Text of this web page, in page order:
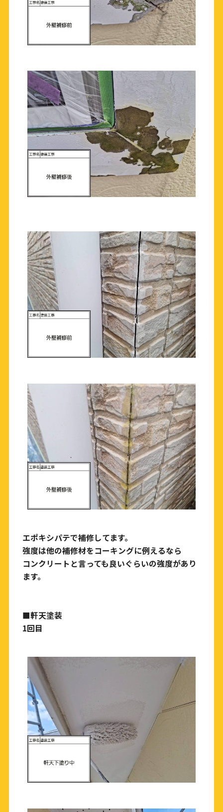
エポキシパテで補修してます。
強度は他の補修材をコーキングに例えるなら
コンクリートと言っても良いぐらいの強度があり
ます。
■軒天塗装
1回目